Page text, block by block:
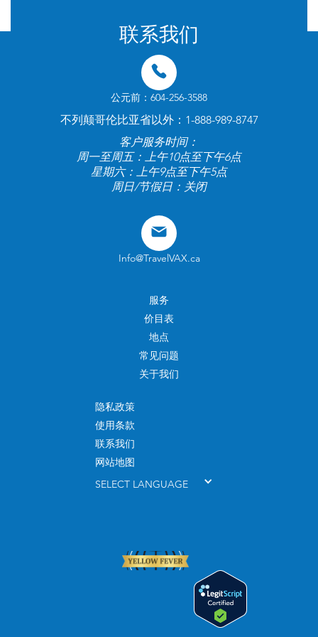
联系我们
公元前：604-256-3588
不列颠哥伦比亚省以外：1-888-989-8747
客户服务时间：
周一至周五：上午10点至下午6点
星期六：上午9点至下午5点
周日/节假日：关闭
Info@TravelVAX.ca
服务
价目表
地点
常见问题
关于我们
隐私政策
使用条款
联系我们
网站地图
SELECT LANGUAGE